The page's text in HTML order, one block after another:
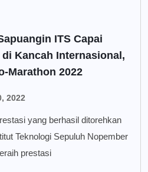
ITS Capai
Kancah Internasional,
Marathon 2022
2022
yang berhasil ditorehkan
Teknologi Sepuluh Nopember
prestasi